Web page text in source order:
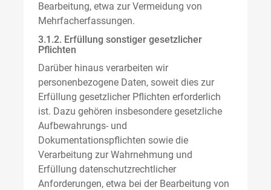
Bearbeitung, etwa zur Vermeidung von
Mehrfacherfassungen.
3.1.2. Erfüllung sonstiger gesetzlicher
Pflichten
Darüber hinaus verarbeiten wir
personenbezogene Daten, soweit dies zur
Erfüllung gesetzlicher Pflichten erforderlich
ist. Dazu gehören insbesondere gesetzliche
Aufbewahrungs- und
Dokumentationspflichten sowie die
Verarbeitung zur Wahrnehmung und
Erfüllung datenschutzrechtlicher
Anforderungen, etwa bei der Bearbeitung von